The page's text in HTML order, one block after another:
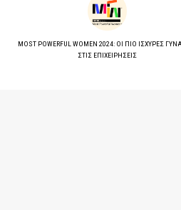
MOST POWERFUL WOMEN 2024: ΟΙ ΠΙΟ ΙΣΧΥΡΕΣ
ΣΤΙΣ ΕΠΙΧΕΙΡΗΣΕΙΣ